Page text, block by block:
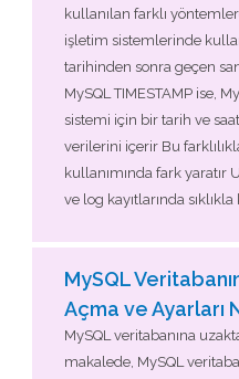
kullanılan farklı
işletim sistemlerinde
tarihinden sonra geçen
MySQL TIMESTAMP ise,
sistemi için bir tarih ve
verilerini içerir Bu
kullanımında fark yaratır
ve log kayıtlarında
MySQL
Açma ve Ayarları
MySQL veritabanına
makalede, MySQL